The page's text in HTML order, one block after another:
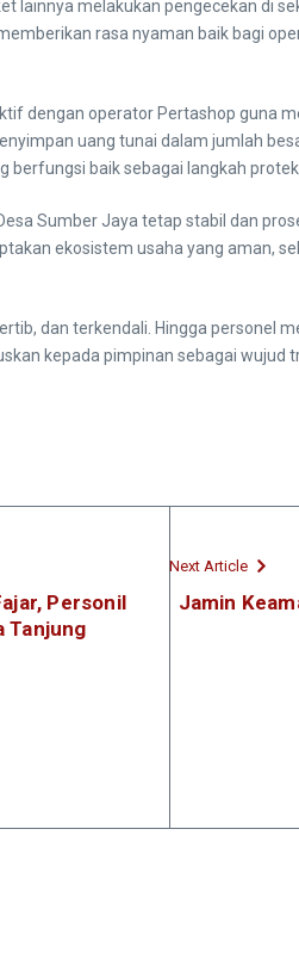
lainnya melakukan pengecekan di
rasa nyaman baik bagi
dengan operator Pertashop guna
uang tunai dalam jumlah
baik sebagai langkah
Sumber Jaya tetap stabil dan
ekosistem usaha yang aman,
dan terkendali. Hingga personel
kepada pimpinan sebagai
Personil
Tanjung
Next Article
Jamin